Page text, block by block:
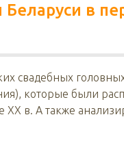
в
свадебных
которые были
в. А также